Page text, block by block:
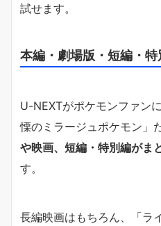
試せます。
本編・劇場版・短編・
U-NEXTがポケモンファン
慄のミラージュポケモン」
や映画、短編・特別編がま
す。
長編映画はもちろん、「ラ